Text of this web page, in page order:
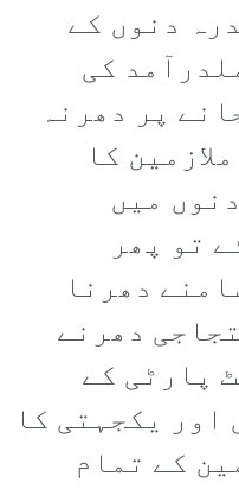
دنوں کے
کی
پر دھرنہ
کا
میں
تو پھر
دھرنا
دھرنے
پارٹی کے
یکجہتی کا
کے تمام